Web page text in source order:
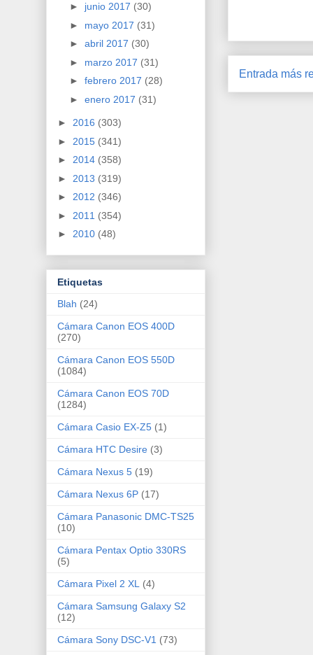
Entrada más
► junio 2017 (30)
► mayo 2017 (31)
► abril 2017 (30)
► marzo 2017 (31)
► febrero 2017 (28)
► enero 2017 (31)
► 2016 (303)
► 2015 (341)
► 2014 (358)
► 2013 (319)
► 2012 (346)
► 2011 (354)
► 2010 (48)
Etiquetas
Blah (24)
Cámara Canon EOS 400D
(270)
Cámara Canon EOS 550D
(1084)
Cámara Canon EOS 70D
(1284)
Cámara Casio EX-Z5 (1)
Cámara HTC Desire (3)
Cámara Nexus 5 (19)
Cámara Nexus 6P (17)
Cámara Panasonic DMC-TS25
(10)
Cámara Pentax Optio 330RS
(5)
Cámara Pixel 2 XL
(4)
Cámara Samsung Galaxy S2
(12)
Cámara Sony DSC-V1 (73)